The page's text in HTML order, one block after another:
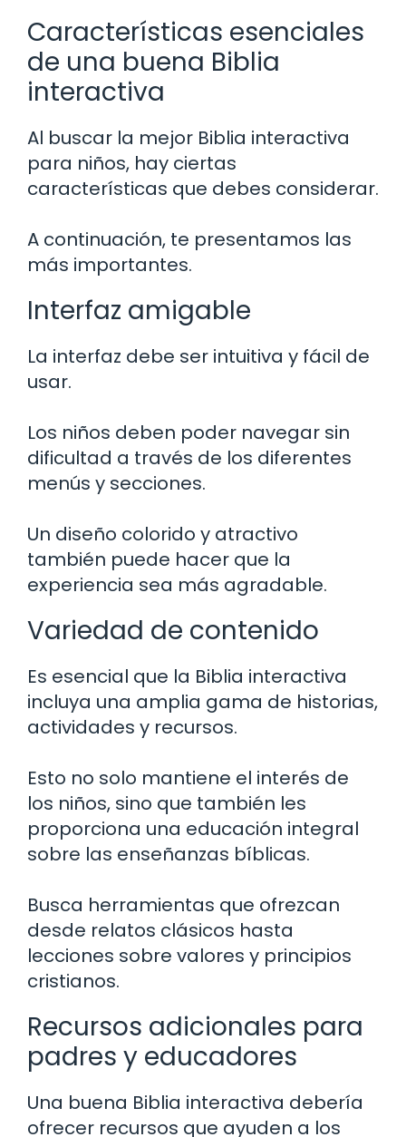
Características esenciales
de una buena Biblia
interactiva
Al buscar la mejor Biblia interactiva
para niños, hay ciertas
características que debes considerar.
A continuación, te presentamos las
más importantes.
Interfaz amigable
La interfaz debe ser intuitiva y fácil de
usar.
Los niños deben poder navegar sin
dificultad a través de los diferentes
menús y secciones.
Un diseño colorido y atractivo
también puede hacer que la
experiencia sea más agradable.
Variedad de contenido
Es esencial que la Biblia interactiva
incluya una amplia gama de historias,
actividades y recursos.
Esto no solo mantiene el interés de
los niños, sino que también les
proporciona una educación integral
sobre las enseñanzas bíblicas.
Busca herramientas que ofrezcan
desde relatos clásicos hasta
lecciones sobre valores y principios
cristianos.
Recursos adicionales para
padres y educadores
Una buena Biblia interactiva debería
ofrecer recursos que ayuden a los